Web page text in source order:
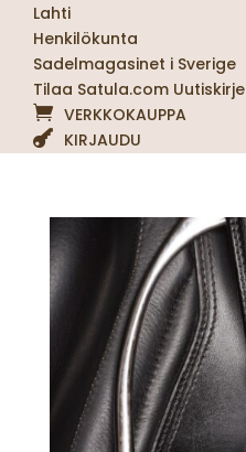
Lahti
Henkilökunta
Sadelmagasinet i Sverige
Tilaa Satula.com Uutiskirje
VERKKOKAUPPA
KIRJAUDU